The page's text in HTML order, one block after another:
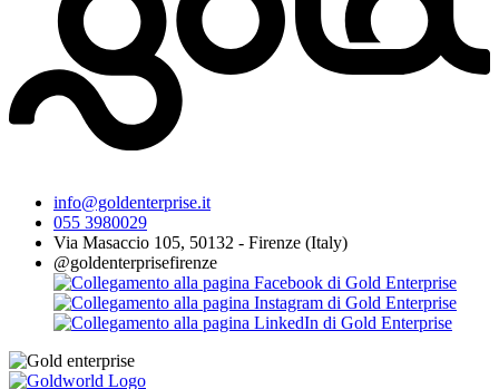
info@goldenterprise.it
055 3980029
Via Masaccio 105, 50132 - Firenze (Italy)
@goldenterprisefirenze